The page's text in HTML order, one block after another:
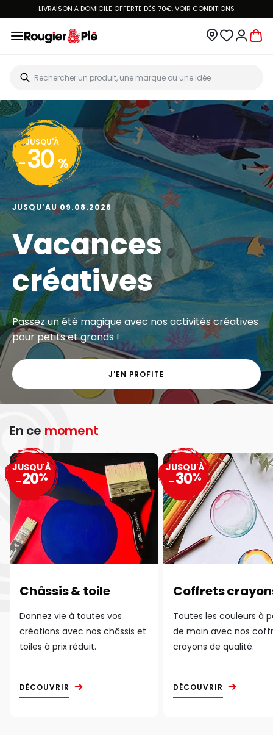
VOUS ÊTES CLIENT ROUGIER&PLÉ ? CRÉEZ UN NOUVEAU MOT DE PASSE ET ACCÉDEZ
ÀVOTRE COMPTE.
JUSQU'À
- 20 %
JUSQU’AU 13.08.2026
Big Art
Exclu web - Gros volumes à petits prix sur une
grande sélection de matériel artistique.
J'EN PROFITE
En ce moment
Châssis & toile
Donnez vie à toutes vos
créations avec nos châssis et
toiles à prix réduit.
DÉCOUVRIR
JUSQU'À
-20%
Coffrets
Toutes les couleurs à
de main avec nos
crayons de qualité.
DÉCOUVRIR
JUSQU'À
-30%